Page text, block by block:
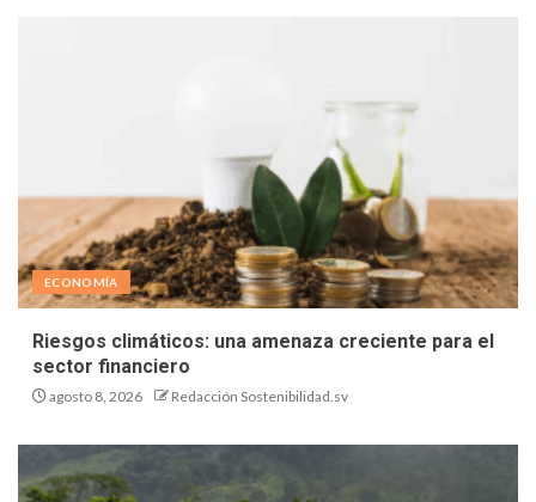
ECONOMÍA
Riesgos climáticos: una amenaza creciente para el
sector financiero
agosto 8, 2026 Redacción Sostenibilidad.sv